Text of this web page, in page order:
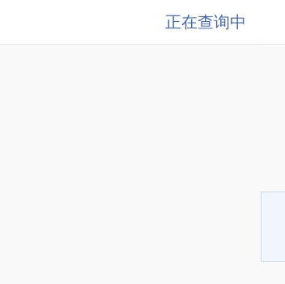
正在查询中